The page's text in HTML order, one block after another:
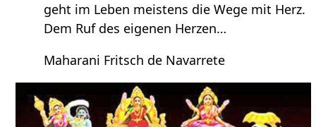
geht im Leben meistens die Wege mit Herz.
Dem Ruf des eigenen Herzen…
Maharani Fritsch de Navarrete